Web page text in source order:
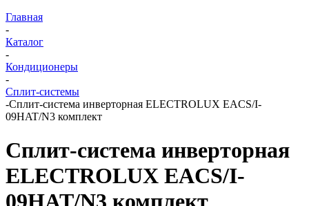
Главная
-
Каталог
-
Кондиционеры
-
Сплит-системы
-Сплит-система инверторная ELECTROLUX EACS/I-
09HAT/N3 комплект
Сплит-система инверторная
ELECTROLUX EACS/I-